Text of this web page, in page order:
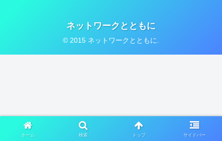
ネットワークとともに
© 2015 ネットワークとともに.
ホーム 検索 トップ サイドバー